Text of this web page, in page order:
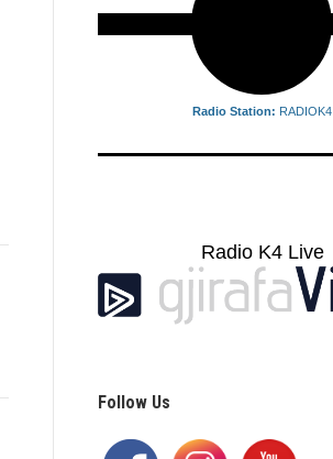
Radio Station: RADIOK4
Radio K4 Live
Follow Us